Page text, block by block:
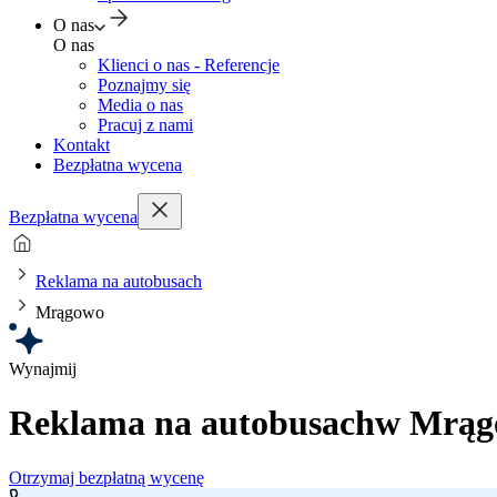
O nas
O nas
Klienci o nas - Referencje
Poznajmy się
Media o nas
Pracuj z nami
Kontakt
Bezpłatna wycena
Bezpłatna wycena
Reklama na autobusach
Mrągowo
Wynajmij
Reklama na autobusachw
Otrzymaj bezpłatną wycenę